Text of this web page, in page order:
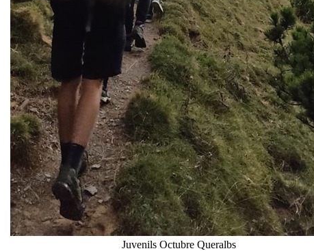
Juvenils Octubre Queralbs